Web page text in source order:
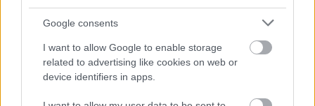
Google consents
I want to allow Google to enable storage
related to advertising like cookies on web or
device identifiers in apps.
Teollisuus
Terveys- ja sosiaalipalvelut